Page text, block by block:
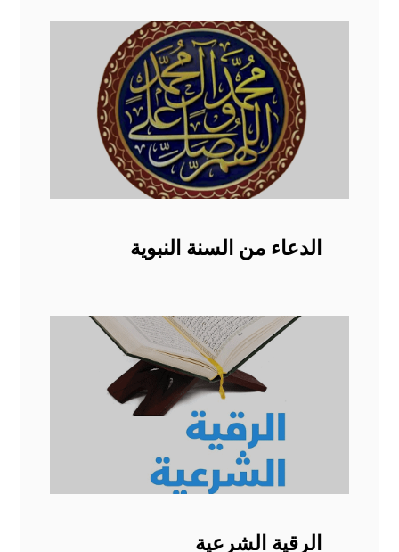
الدعاء من السنة النبوية
الرقية الشرعية